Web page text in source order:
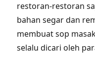
restoran-restoran
bahan segar dan
membuat sop
selalu dicari oleh